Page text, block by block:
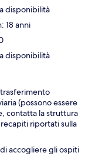
disponibilità
18 anni
disponibilità
(possono essere
contatta la struttura
riportati sulla
accogliere gli ospiti